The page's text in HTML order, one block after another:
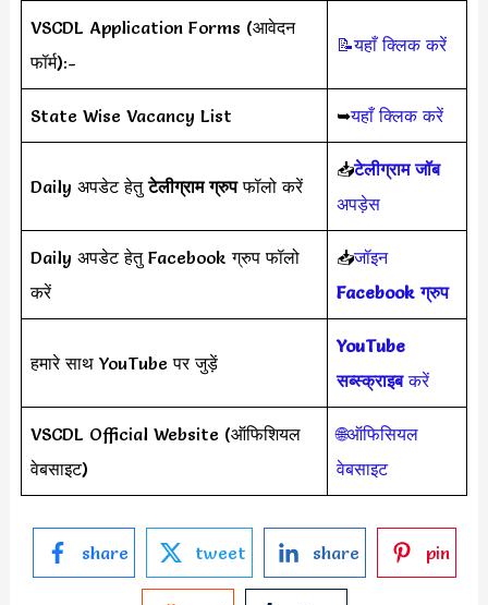
VSCDL Application Forms (आवेदन
फॉर्म):-
📝यहाँ क्लिक करें
State Wise Vacancy List ➥यहाँ क्लिक करें
Daily अपडेट हेतुटेलीग्राम ग्रुपफॉलो करें
📥टेलीग्राम जॉब
अपड़ेस
Daily अपडेट हेतु Facebook ग्रुप फॉलो
करें
📥जॉइन
Facebook ग्रुप
हमारे साथ YouTube पर जुड़ें
YouTube
सब्स्क्राइबकरें
VSCDL Official Website (ऑफिशियल
वेबसाइट)
🌐ऑफिसियल
वेबसाइट
share tweet share pin